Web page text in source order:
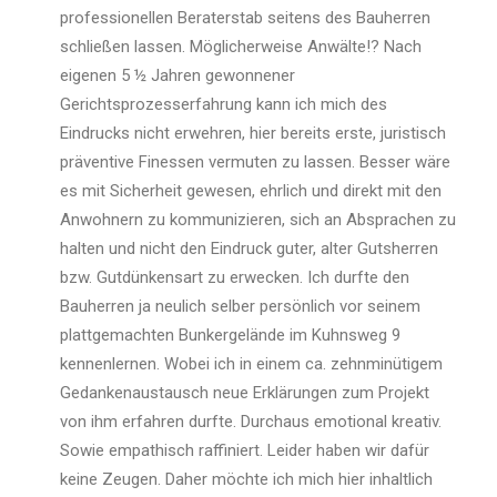
professionellen Beraterstab seitens des Bauherren
schließen lassen. Möglicherweise Anwälte!? Nach
eigenen 5 ½ Jahren gewonnener
Gerichtsprozesserfahrung kann ich mich des
Eindrucks nicht erwehren, hier bereits erste, juristisch
präventive Finessen vermuten zu lassen. Besser wäre
es mit Sicherheit gewesen, ehrlich und direkt mit den
Anwohnern zu kommunizieren, sich an Absprachen zu
halten und nicht den Eindruck guter, alter Gutsherren
bzw. Gutdünkensart zu erwecken. Ich durfte den
Bauherren ja neulich selber persönlich vor seinem
plattgemachten Bunkergelände im Kuhnsweg 9
kennenlernen. Wobei ich in einem ca. zehnminütigem
Gedankenaustausch neue Erklärungen zum Projekt
von ihm erfahren durfte. Durchaus emotional kreativ.
Sowie empathisch raffiniert. Leider haben wir dafür
keine Zeugen. Daher möchte ich mich hier inhaltlich